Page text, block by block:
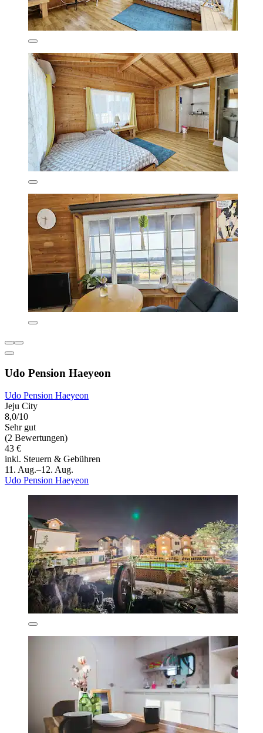
Udo Pension Haeyeon
Udo Pension Haeyeon
Jeju City
8,0/10
Sehr gut
(2 Bewertungen)
43 €
inkl. Steuern & Gebühren
11. Aug.–12. Aug.
Udo Pension Haeyeon